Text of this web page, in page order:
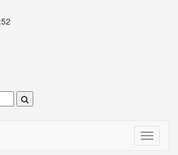
Toggle